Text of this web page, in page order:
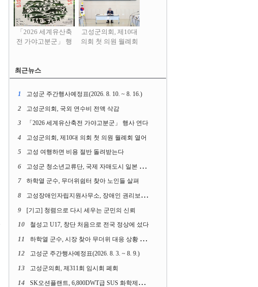
「2026 세계유산축
전 가야고분군」 행
고성군의회, 제10대
의회 첫 의원 월례회
최근뉴스
1 고성군 주간행사예정표(2026. 8. 10. ~ 8. 16.)
2 고성군의회, 국외 연수비 전액 삭감
3 「2026 세계유산축전 가야고분군」 행사 연다
4 고성군의회, 제10대 의회 첫 의원 월례회 열어
5 고성 여행하면 비용 절반 돌려받는다
6 고성군 청소년교류단, 국제 자매도시 일본 가사오카시 찾아
7 하학열 군수, 무더위쉼터 찾아 노인들 살펴
8 고성장애인자립지원사무소, 장애인 권리보장 촉구 1인 시위 벌여
9 [기고] 청렴으로 다시 세우는 군민의 신뢰
10 철성고 U17, 창단 처음으로 전국 정상에 섰다
11 하학열 군수, 시장 찾아 무더위 대응 상황 살펴
12 고성군 주간행사예정표(2026. 8. 3. ~ 8. 9.)
13 고성군의회, 제311회 임시회 폐회
14 SK오션플랜트, 6,800DWT급 SUS 화학제품운반선 2척 수주